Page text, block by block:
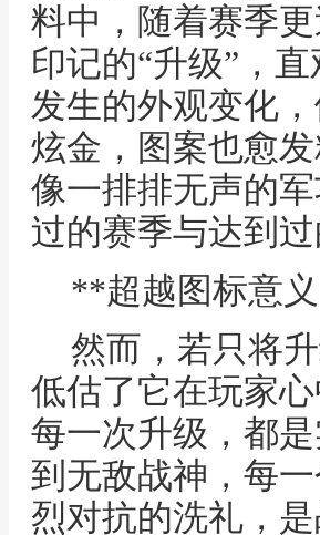
料中，随着赛季
印记的“升级”，
发生的外观变化
炫金，图案也愈
像一排排无声的
过的赛季与达到过
**超越图标意
然而，若只将
低估了它在玩家
每一次升级，都
到无敌战神，每
烈对抗的洗礼，